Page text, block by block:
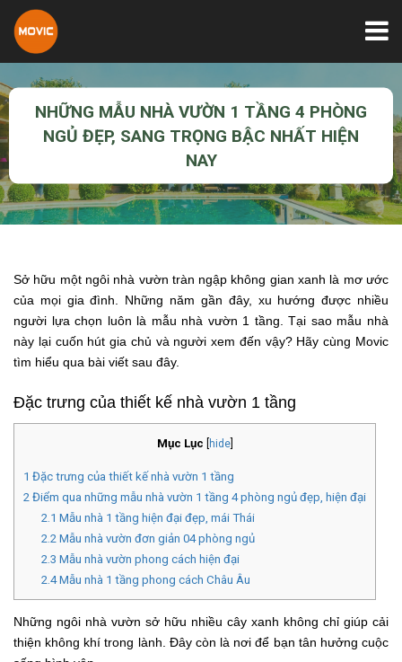
NHỮNG MẪU NHÀ VƯỜN 1 TẦNG 4 PHÒNG
NGỦ ĐẸP, SANG TRỌNG BẬC NHẤT HIỆN
NAY
Sở hữu một ngôi nhà vườn tràn ngập không gian xanh là mơ ước
của mọi gia đình. Những năm gần đây, xu hướng được nhiều
người lựa chọn luôn là mẫu nhà vườn 1 tầng. Tại sao mẫu nhà
này lại cuốn hút gia chủ và người xem đến vậy? Hãy cùng Movic
tìm hiểu qua bài viết sau đây.
Đặc trưng của thiết kế nhà vườn 1 tầng
Mục Lục hide]
1 Đặc trưng của thiết kế nhà vườn 1 tầng
2 Điểm qua những mẫu nhà vườn 1 tầng 4 phòng ngủ đẹp, hiện đại
2.1 Mẫu nhà 1 tầng hiện đại đẹp, mái Thái
2.2Mẫu nhà vườn đơn giản 04 phòng ngủ
2.3 Mẫu nhà vườn phong cách hiện đại
2.4Mẫu nhà 1 tầng phong cách Châu Âu
Những ngôi nhà vườn sở hữu nhiều cây xanh không chỉ giúp cải
thiện không khí trong lành. Đây còn là nơi để bạn tân hưởng cuộc